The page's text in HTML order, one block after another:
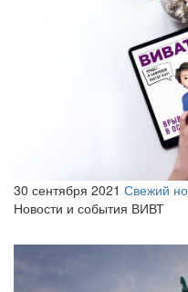
30 сентября 2021 Свежий
Новости и события ВИВТ